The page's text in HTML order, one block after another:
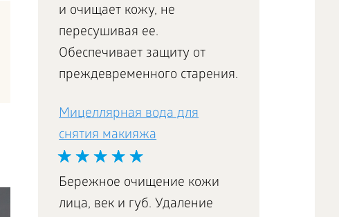
и очищает кожу, не
пересушивая ее.
Обеспечивает защиту от
преждевременного старения.
Мицеллярная вода для
снятия макияжа
Бережное очищение кожи
лица, век и губ. Удаление